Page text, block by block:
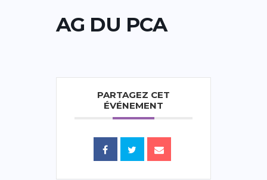
AG DU PCA
PARTAGEZ CET
ÉVÉNEMENT